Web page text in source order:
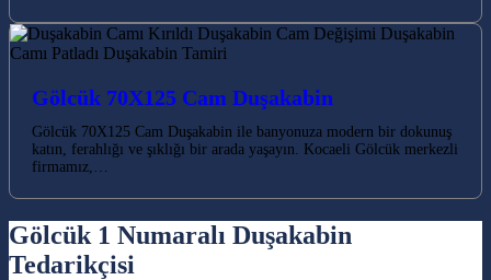
Gölcük 70X125 Cam Duşakabin
Gölcük 70X125 Cam Duşakabin ile banyonuza modern bir dokunuş
katın, ferahlığı ve şıklığı bir arada yaşayın. Kocaeli Gölcük merkezli
firmamız,…
Gölcük 1 Numaralı Duşakabin
Tedarikçisi